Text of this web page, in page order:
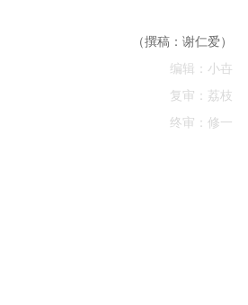
（撰稿：谢仁爱）
编辑：小卋
复审：荔枝
终审：修一